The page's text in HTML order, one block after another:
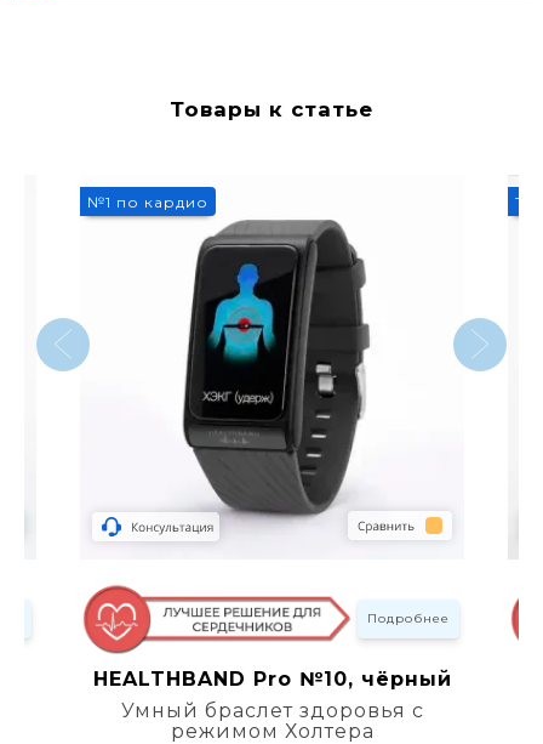
Товары к статье
№1 по кардио
Подробнее
HEALTHBAND Pro №10, чёрный
Умный браслет здоровья с
режимом Холтера